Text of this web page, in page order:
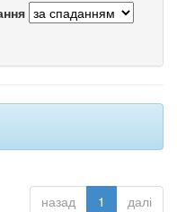
назад 1 далі